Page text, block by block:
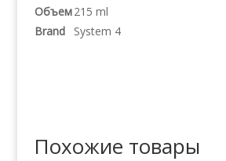
Объем215 ml
Brand
System 4
Похожие товары